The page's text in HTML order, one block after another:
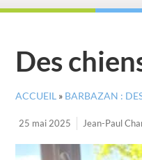
Des
ACCUEIL » BARBAZAN :
25 mai 2025 Jean-Paul